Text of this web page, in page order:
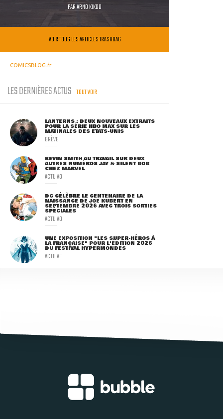
PARARNO KIKOO
VOIR TOUS LES ARTICLES TRASHBAG
COMICSBLOG.fr
LES DERNIÈRES ACTUS TOUT VOIR
LANTERNS : DEUX NOUVEAUX EXTRAITS
POUR LA SÉRIE HBO MAX SUR LES
MATINALES DES ETATS-UNIS
BRÈVE
KEVIN SMITH AU TRAVAIL SUR DEUX
AUTRES NUMÉROS JAY & SILENT BOB
CHEZ MARVEL
ACTU VO
DC CÉLÈBRE LE CENTENAIRE DE LA
NAISSANCE DE JOE KUBERT EN
SEPTEMBRE 2026 AVEC TROIS SORTIES
SPÉCIALES
ACTU VO
UNE EXPOSITION "LES SUPER-HÉROS À
LA FRANÇAISE" POUR L'ÉDITION 2026
DU FESTIVAL HYPERMONDES
ACTU VF